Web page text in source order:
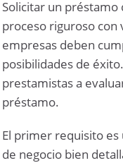
Solicitar un
proceso riguroso con
empresas deben
posibilidades de
prestamistas a
préstamo.
El primer requisito es
de negocio bien